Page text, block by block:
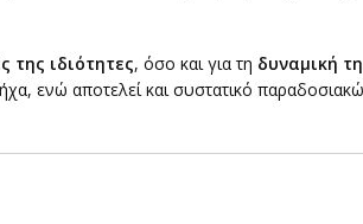
της ιδιότητες, όσο και για τη δυναμική
ενώ αποτελεί και συστατικό